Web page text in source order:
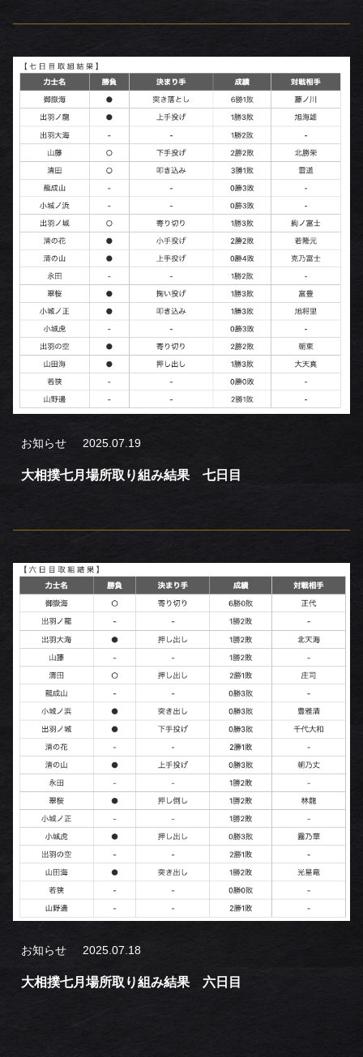
お知らせ 2025.07.19
大相撲七月場所取り組み結果 七日目
お知らせ 2025.07.18
大相撲七月場所取り組み結果 六日目